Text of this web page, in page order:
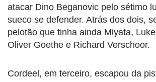
atacar Dino Beganovic pelo sétimo
sueco se defender. Atrás dos dois,
pelotão que tinha ainda Miyata,
Oliver Goethe e Richard Verschoor.
Cordeel, em terceiro, escapou da